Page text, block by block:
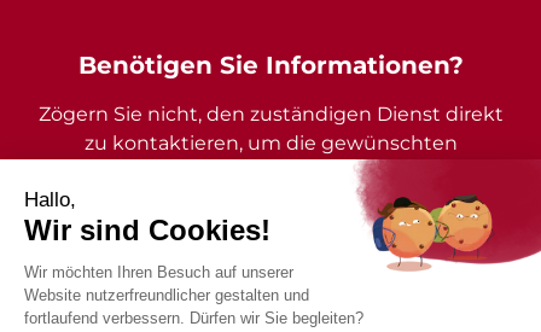
Benötigen Sie Informationen?
Zögern Sie nicht, den zuständigen Dienst direkt
zu kontaktieren, um die gewünschten
Auskünfte zu erhalten.
2026 - Gemeinde Vianden - Alle Rechte vorbehalten
Impressum